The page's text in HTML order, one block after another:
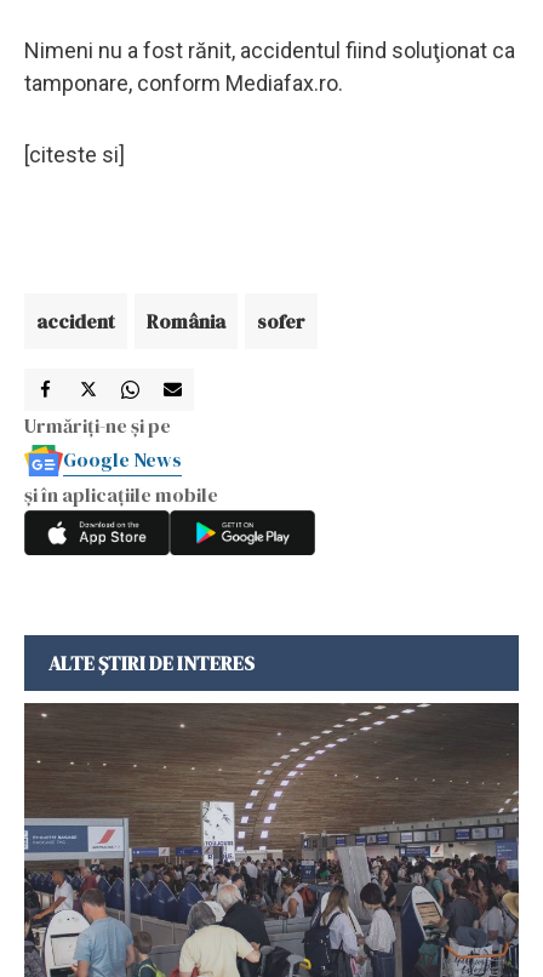
Nimeni nu a fost rănit, accidentul fiind soluţionat ca
tamponare, conform Mediafax.ro.
[citeste si]
accident România sofer
Urmăriți-ne și pe
Google News
și în aplicațiile mobile
ALTE ȘTIRI DE INTERES